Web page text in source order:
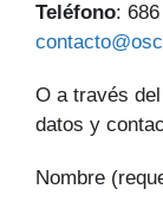
Teléfono:
O a través
datos y
Nombre